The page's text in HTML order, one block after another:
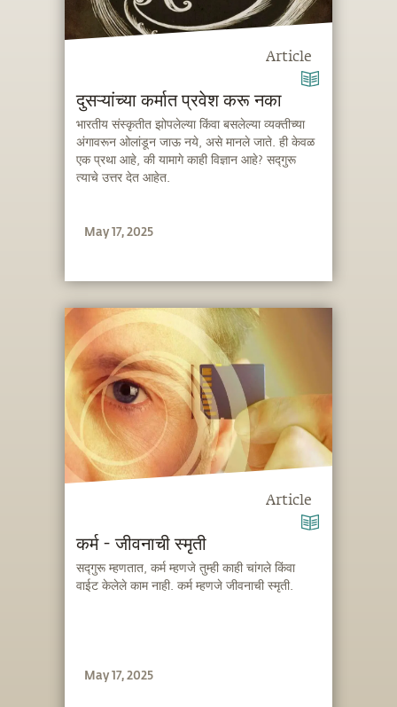
Article
दुसऱ्यांच्या कर्मात प्रवेश करू नका
भारतीय संस्कृतीत झोपलेल्या किंवा बसलेल्या व्यक्तीच्या
अंगावरून ओलांडून जाऊ नये, असे मानले जाते. ही केवळ
एक प्रथा आहे, की यामागे काही विज्ञान आहे? सद्गुरू
त्याचे उत्तर देत आहेत.
May 17, 2025
Article
कर्म - जीवनाची स्मृती
सद्गुरू म्हणतात, कर्म म्हणजे तुम्ही काही चांगले किंवा
वाईट केलेले काम नाही. कर्म म्हणजे जीवनाची स्मृती.
May 17, 2025